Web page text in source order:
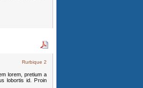
Rurbique 2
lorem, pretium a
lobortis id. Proin